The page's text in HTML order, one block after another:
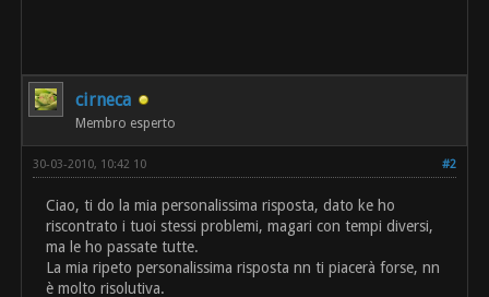
cirneca
Membro esperto
#2
30-03-2010, 10:42 10
Ciao, ti do la mia personalissima risposta, dato ke ho
riscontrato i tuoi stessi problemi, magari con tempi diversi,
ma le ho passate tutte.
La mia ripeto personalissima risposta nn ti piacerà forse, nn
è molto risolutiva.